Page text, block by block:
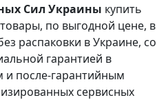
Сил Украины купить
по выгодной цене, в
распаковки в Украине, со
гарантией в
и после-гарантийным
сервисных